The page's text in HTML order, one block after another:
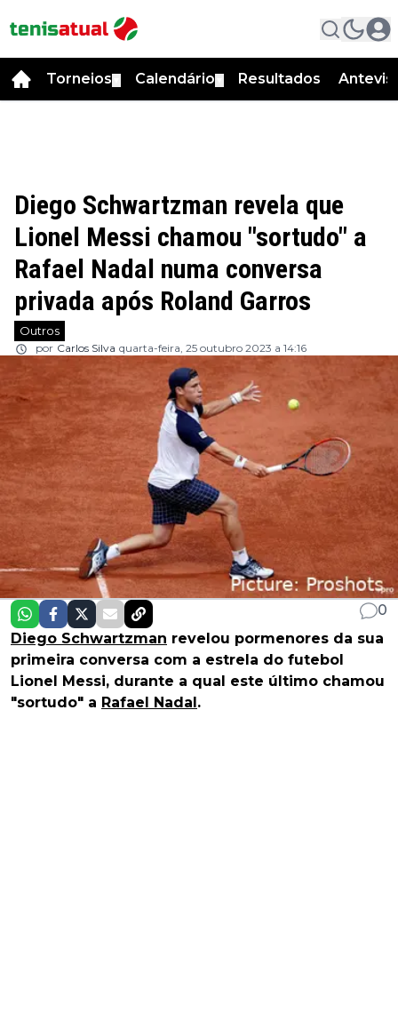
Torneios Calendário Resultados
Diego Schwartzman revela que
Lionel Messi chamou "sortudo" a
Rafael Nadal numa conversa
privada após Roland Garros
Outros
por Carlos Silva quarta-feira, 25 outubro 2023 a 14:16
0
Diego Schwartzman revelou pormenores da sua
primeira conversa com a estrela do futebol
Lionel Messi, durante a qual este último chamou
"sortudo" a Rafael Nadal .